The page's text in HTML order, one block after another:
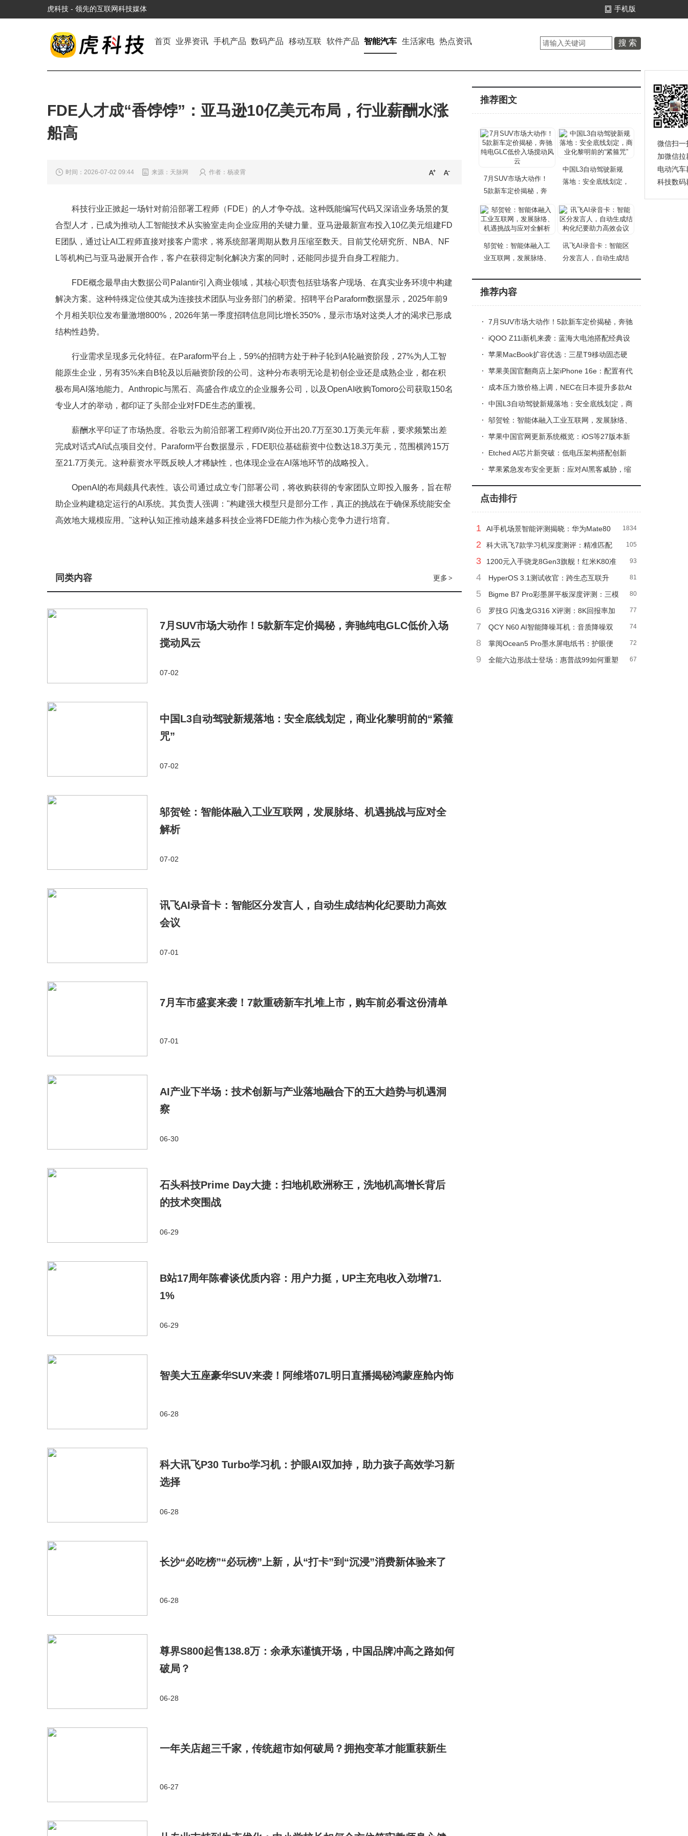
手机版
虎科技 - 领先的互联网科技媒体
首页 业界资讯 手机产品 数码产品 移动互联 软件产品 智能汽车 生活家电 热点资讯
FDE人才成“香饽饽”：亚马逊10亿美元布局，行业薪酬水涨
船高
时间：2026-07-02 09:44 来源：天脉网 作者：杨凌霄
科技行业正掀起一场针对前沿部署工程师（FDE）的人才争夺战。这种既能编写代码又深谙业务场景的复
合型人才，已成为推动人工智能技术从实验室走向企业应用的关键力量。亚马逊最新宣布投入10亿美元组建FD
E团队，通过让AI工程师直接对接客户需求，将系统部署周期从数月压缩至数天。目前艾伦研究所、NBA、NF
L等机构已与亚马逊展开合作，客户在获得定制化解决方案的同时，还能同步提升自身工程能力。
FDE概念最早由大数据公司Palantir引入商业领域，其核心职责包括驻场客户现场、在真实业务环境中构建
解决方案。这种特殊定位使其成为连接技术团队与业务部门的桥梁。招聘平台Paraform数据显示，2025年前9
个月相关职位发布量激增800%，2026年第一季度招聘信息同比增长350%，显示市场对这类人才的渴求已形成
结构性趋势。
行业需求呈现多元化特征。在Paraform平台上，59%的招聘方处于种子轮到A轮融资阶段，27%为人工智
能原生企业，另有35%来自B轮及以后融资阶段的公司。这种分布表明无论是初创企业还是成熟企业，都在积
极布局AI落地能力。Anthropic与黑石、高盛合作成立的企业服务公司，以及OpenAI收购Tomoro公司获取150名
专业人才的举动，都印证了头部企业对FDE生态的重视。
薪酬水平印证了市场热度。谷歌云为前沿部署工程师IV岗位开出20.7万至30.1万美元年薪，要求频繁出差
完成对话式AI试点项目交付。Paraform平台数据显示，FDE职位基础薪资中位数达18.3万美元，范围横跨15万
至21.7万美元。这种薪资水平既反映人才稀缺性，也体现企业在AI落地环节的战略投入。
OpenAI的布局颇具代表性。该公司通过成立专门部署公司，将收购获得的专家团队立即投入服务，旨在帮
助企业构建稳定运行的AI系统。其负责人强调："构建强大模型只是部分工作，真正的挑战在于确保系统能安全
高效地大规模应用。"这种认知正推动越来越多科技企业将FDE能力作为核心竞争力进行培育。
更多 >
同类内容
7月SUV市场大动作！5款新车定价揭秘，奔驰纯电GLC低价入场
搅动风云
07-02
中国L3自动驾驶新规落地：安全底线划定，商业化黎明前的“紧箍
咒”
07-02
邬贺铨：智能体融入工业互联网，发展脉络、机遇挑战与应对全
解析
07-02
讯飞AI录音卡：智能区分发言人，自动生成结构化纪要助力高效
会议
07-01
7月车市盛宴来袭！7款重磅新车扎堆上市，购车前必看这份清单
07-01
AI产业下半场：技术创新与产业落地融合下的五大趋势与机遇洞
察
06-30
石头科技Prime Day大捷：扫地机欧洲称王，洗地机高增长背后
的技术突围战
06-29
B站17周年陈睿谈优质内容：用户力挺，UP主充电收入劲增71.
1%
06-29
智美大五座豪华SUV来袭！阿维塔07L明日直播揭秘鸿蒙座舱内饰
06-28
科大讯飞P30 Turbo学习机：护眼AI双加持，助力孩子高效学习新
选择
06-28
长沙“必吃榜”“必玩榜”上新，从“打卡”到“沉浸”消费新体验来了
06-28
尊界S800起售138.8万：余承东谨慎开场，中国品牌冲高之路如何
破局？
06-28
一年关店超三千家，传统超市如何破局？拥抱变革才能重获新生
06-27
推荐图文
7月SUV市场大动作！
5款新车定价揭秘，奔
中国L3自动驾驶新规
落地：安全底线划定，
邬贺铨：智能体融入工
业互联网，发展脉络、
讯飞AI录音卡：智能区
分发言人，自动生成结
推荐内容
7月SUV市场大动作！5款新车定价揭秘，奔驰
纯电GLC低价入场搅动风云
iQOO Z11i新机来袭：蓝海大电池搭配经典设
计 7月3日正式开售
苹果MacBook扩容优选：三星T9移动固态硬
盘，大容量高速传输守护数据安全
苹果美国官翻商店上架iPhone 16e：配置有代
差，128GB版直降180美元起售
成本压力致价格上调，NEC在日本提升多款At
erm网络设备售价
中国L3自动驾驶新规落地：安全底线划定，商
业化黎明前的“紧箍咒”
邬贺铨：智能体融入工业互联网，发展脉络、
机遇挑战与应对全解析
苹果中国官网更新系统概览：iOS等27版本新
功能亮相 秋季将迎正式版
Etched AI芯片新突破：低电压架构搭配创新
缓存，2026年有望出货
苹果紧急发布安全更新：应对AI黑客威胁，缩
短补丁推送时间护安全
点击排行
1834
1
AI手机场景智能评测揭晓：华为Mate80
Pro Max领跑，小米17暂居末位
105
2
科大讯飞7款学习机深度测评：精准匹配
学段需求，助家长选对不选贵
93
3
1200元入手骁龙8Gen3旗舰！红米K80准
新机2K屏+大电池成二手市场黑马
81
4
HyperOS 3.1测试收官：跨生态互联升
级，适配机型及未来规划全揭秘
80
5
Bigme B7 Pro彩墨屏平板深度评测：三模
式切换+4G通话 实力诠释旗舰新标杆
77
6
罗技G 闪逸龙G316 X评测：8K回报率加
持，结构优化带来出色手感
74
7
QCY N60 AI智能降噪耳机：音质降噪双
优，综合体验更出色
72
8
掌阅Ocean5 Pro墨水屏电纸书：护眼便
携，开启深度阅读新方式
67
9
全能六边形战士登场：惠普战99如何重塑
微信扫一
加微信拉
电动汽车
科技数码